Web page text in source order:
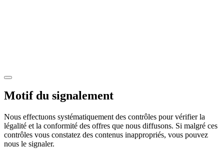
Motif du signalement
Nous effectuons systématiquement des contrôles pour vérifier la
légalité et la conformité des offres que nous diffusons. Si malgré ces
contrôles vous constatez des contenus inappropriés, vous pouvez
nous le signaler.